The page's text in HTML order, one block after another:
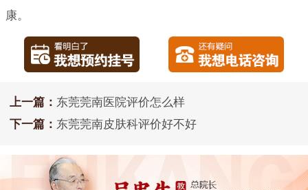
康。
上一篇： 东莞莞南医院评价怎么样
下一篇： 东莞莞南皮肤科评价好不好